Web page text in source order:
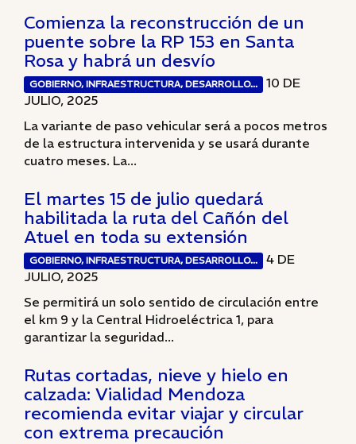
Comienza la reconstrucción de un
puente sobre la RP 153 en Santa
Rosa y habrá un desvío
GOBIERNO, INFRAESTRUCTURA, DESARROLLO...
10 DE
JULIO, 2025
La variante de paso vehicular será a pocos metros
de la estructura intervenida y se usará durante
cuatro meses. La...
El martes 15 de julio quedará
habilitada la ruta del Cañón del
Atuel en toda su extensión
GOBIERNO, INFRAESTRUCTURA, DESARROLLO...
4 DE
JULIO, 2025
Se permitirá un solo sentido de circulación entre
el km 9 y la Central Hidroeléctrica 1, para
garantizar la seguridad...
Rutas cortadas, nieve y hielo en
calzada: Vialidad Mendoza
recomienda evitar viajar y circular
con extrema precaución